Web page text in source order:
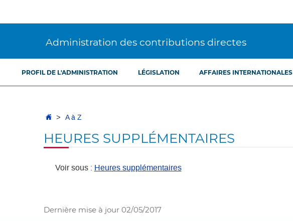
Administration des contributions directes
PROFIL DE L'ADMINISTRATION LÉGISLATION AFFAIRES INTERNATIONALES
AccueilA à Z
HEURES SUPPLÉMENTAIRES
Voir sous : Heures supplémentaires
Dernière mise à jour 02/05/2017